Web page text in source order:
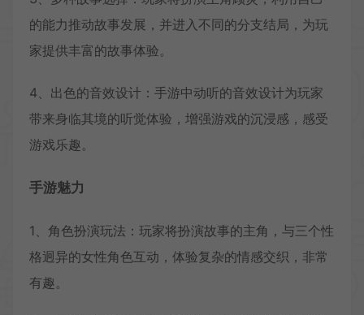
的能力推动故事发展，并进入不同的分支结局，为玩
家提供丰富的故事体验。
4、出色的音效设计：手游中动听的音效设计为玩家
带来身临其境的听觉体验，增强游戏的沉浸感，感受
游戏乐趣。
手游魅力
1、角色扮演玩法：玩家将扮演故事的主角，与三个性
格迥异的女性角色互动，体验复杂的情感交织，非常
有趣。